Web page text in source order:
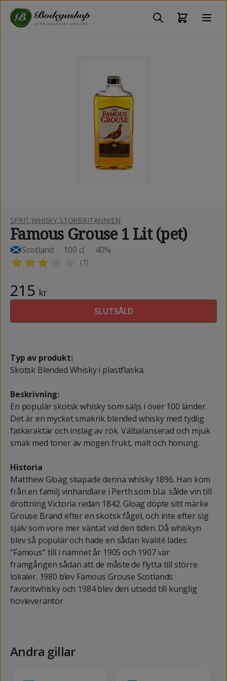
SPRIT,WHISKY,STORBRITANNIEN
Famous Grouse 1 Lit (pet)
Scotland 100 cl 40%
(7)
215 kr
SLUTSÅLD
Typ av produkt:
Skotsk Blended Whisky i plastflaska.
Beskrivning:
En populär skotsk whisky som säljs i över 100 länder.
Det är en mycket smakrik blended whisky med tydlig
fatkaraktär och inslag av rök. Välbalanserad och mjuk
smak med toner av mogen frukt, malt och honung.
Historia
Matthew Gloag skapade denna whisky 1896. Han kom
från en familj vinhandlare i Perth som bl.a. sålde vin till
drottning Victoria redan 1842. Gloag döpte sitt märke
Grouse Brand efter en skotsk fågel, och inte efter sig
själv som vore mer väntat vid den tiden. Då whiskyn
blev så populär och hade en sådan kvalité lades
”Famous” till i namnet år 1905 och 1907 var
framgången sådan att de måste de flytta till större
lokaler. 1980 blev Famous Grouse Scotlands
favoritwhisky och 1984 blev den utsedd till kunglig
hovleverantör.
Andra gillar